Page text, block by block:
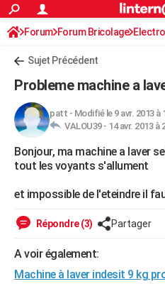
ACTUALITÉS
Politique
Société
Faits Divers
Education
Monde
Villes
+
FINANCE
Retraite
Impôts
Epargne
Immobilier
Risques naturels par ville
Banque
Assurance
Crédit
AUTO
Essais
Réserver un essai
Citadines
Berlines
SUV
Forum auto
+HIGH-TECH
BRICOLAGE
Forum
Aménagement intérieur
Extérieur
Cuisine
Salle de bains
Jardinage
Rangement
WEEK-END
LIFESTYLE
Art de vivre
Bien-être
Loisirs
Mode
Modes de vie
SANTE
Forum Forum Bricolage
Sujet Précédent
Probleme machine a
patt - Modifié le 9 avr. 2013 à
VALOU39 - 14 avr. 2013 à
Bonjour, ma machine a laver
tout les voyants s'allument
et impossible de l'eteindre il
Répondre (3) Partager
A voir également:
Machine à laver indesit 9 kg